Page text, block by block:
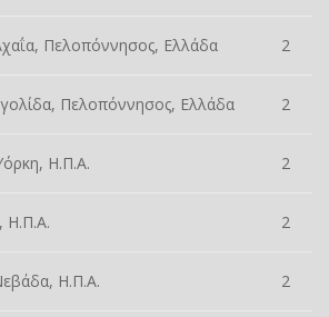
Πελοπόννησος, Ελλάδα 2
Πελοπόννησος, Ελλάδα 2
Η.Π.Α. 2
Η.Π.Α. 2
Η.Π.Α. 2